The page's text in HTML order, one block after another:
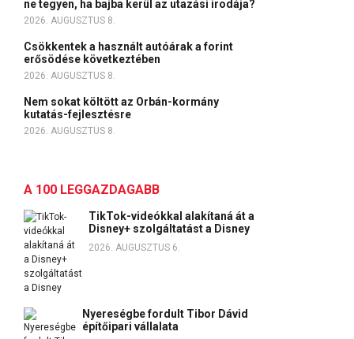
ne tegyen, ha bajba kerül az utazási irodája?
2026. AUGUSZTUS 8.
Csökkentek a használt autóárak a forint
erősödése következtében
2026. AUGUSZTUS 8.
Nem sokat költött az Orbán-kormány
kutatás-fejlesztésre
2026. AUGUSZTUS 8.
A 100 LEGGAZDAGABB
TikTok-videókkal alakítaná át a
Disney+ szolgáltatást a Disney
2026. AUGUSZTUS 6.
Nyereségbe fordult Tibor Dávid
építőipari vállalata